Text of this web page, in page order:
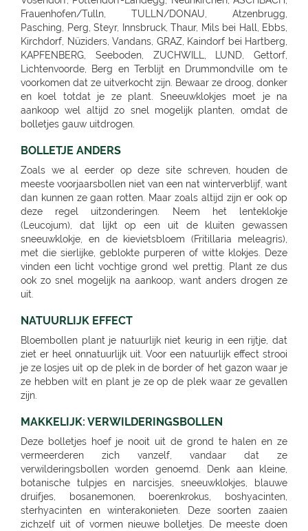
BOLLETJE ANDERS
Zoals we al eerder op deze site schreven, houden de
meeste voorjaarsbollen niet van een nat winterverblijf, want
dan kunnen ze gaan rotten. Maar zoals altijd zijn er ook op
deze regel uitzonderingen. Neem het lenteklokje
(Leucojum), dat lijkt op een uit de kluiten gewassen
sneeuwklokje, en de kievietsbloem (Fritillaria meleagris),
met die sierlijke, geblokte purperen of witte klokjes. Deze
vinden een licht vochtige grond wel prettig. Plant ze dus
ook zo snel mogelijk na aankoop, want anders drogen ze
uit.
NATUURLIJK EFFECT
Bloembollen plant je natuurlijk niet keurig in een rijtje, dat
ziet er heel onnatuurlijk uit. Voor een natuurlijk effect strooi
je ze losjes uit op de plek in de border of het gazon waar je
ze hebben wilt en plant je ze op de plek waar ze gevallen
zijn.
MAKKELIJK: VERWILDERINGSBOLLEN
Deze bolletjes hoef je nooit uit de grond te halen en ze
vermeerderen zich vanzelf, vandaar dat ze
verwilderingsbollen worden genoemd. Denk aan kleine,
botanische tulpjes en narcisjes, sneeuwklokjes, blauwe
druifjes, bosanemonen, boerenkrokus, boshyacinten,
sterhyacinten en winterakonieten. Deze soorten zaaien
zichzelf uit of vormen nieuwe bolletjes. De meeste doen